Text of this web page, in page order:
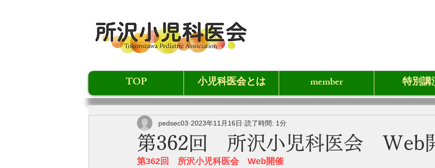
TOP 小児科医会とは member 特別講
第362回 所沢小児科医会 Web
pedsec03 2023年11月16日 読了時間: 1分
第362回　所沢小児科医会　Web開催